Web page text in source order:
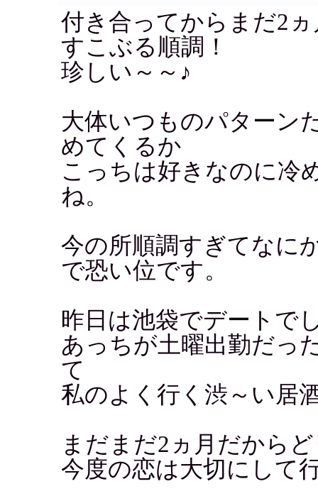
付き合ってからまだ2
すこぶる順調！
珍しい～～♪
大体いつものパターン
めてくるか
こっちは好きなのに冷
ね。
今の所順調すぎてなに
で恐い位です。
昨日は池袋でデートで
あっちが土曜出勤だっ
て
私のよく行く渋～い居
まだまだ2ヵ月だから
今度の恋は大切にして